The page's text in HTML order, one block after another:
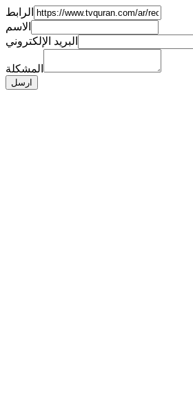
الرابط
الاسم
البريد الإلكتروني
المشكلة
ارسل